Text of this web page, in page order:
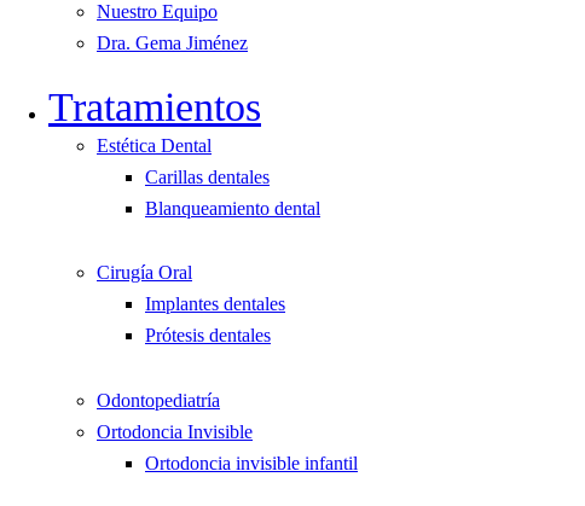
Nuestro Equipo
Dra. Gema Jiménez
Tratamientos
Estética Dental
Carillas dentales
Blanqueamiento dental
Cirugía Oral
Implantes dentales
Prótesis dentales
Odontopediatría
Ortodoncia Invisible
Ortodoncia invisible infantil